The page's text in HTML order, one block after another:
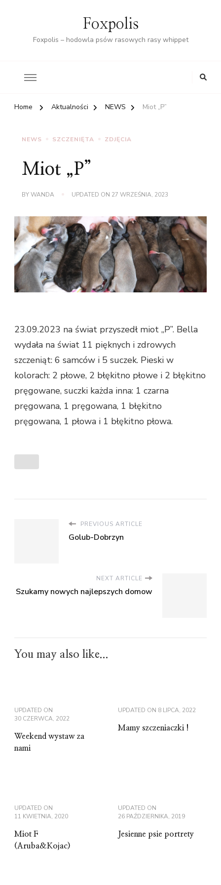
Foxpolis
Foxpolis – hodowla psów rasowych rasy whippet
Home Aktualności NEWS Miot „P”
NEWS SZCZENIĘTA ZDJĘCIA
Miot „P”
BYWANDA UPDATED ON 27 WRZEŚNIA, 2023
23.09.2023 na świat przyszedł miot „P”. Bella
wydała na świat 11 pięknych i zdrowych
szczeniąt: 6 samców i 5 suczek. Pieski w
kolorach: 2 płowe, 2 błękitno płowe i 2 błękitno
pręgowane, suczki każda inna: 1 czarna
pręgowana, 1 pręgowana, 1 błękitno
pręgowana, 1 płowa i 1 błękitno płowa.
PREVIOUS ARTICLE
Golub-Dobrzyn
NEXT ARTICLE
Szukamy nowych najlepszych domow
You may also like...
UPDATED ON
30 CZERWCA, 2022
Weekend wystaw za
nami
UPDATED ON 8 LIPCA, 2022
Mamy szczeniaczki !
UPDATED ON
11 KWIETNIA, 2020
Miot F
(Aruba&Kojac)
UPDATED ON
26 PAŹDZIERNIKA, 2019
Jesienne psie portrety